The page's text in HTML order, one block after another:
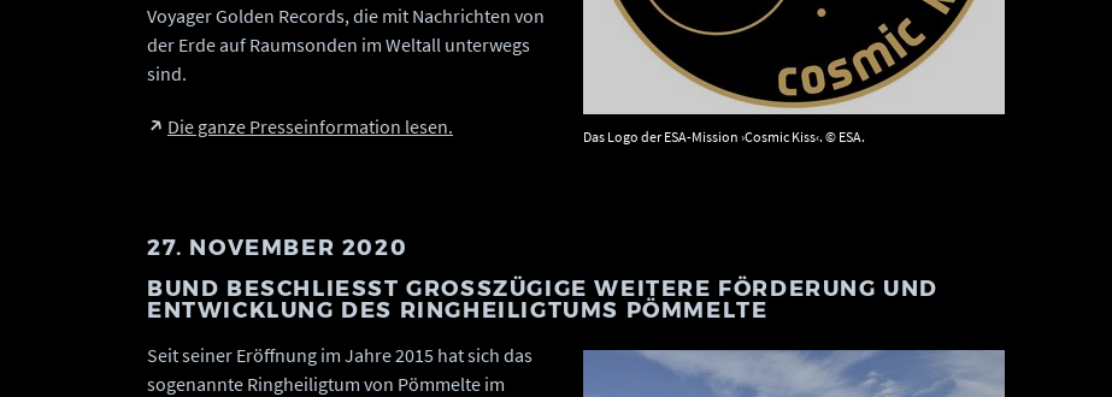
Das Logo der ESA-Mission ›Cosmic Kiss‹. © ESA.
Voyager Golden Records, die mit Nachrichten von
der Erde auf Raumsonden im Weltall unterwegs
sind.
Die ganze Presseinformation lesen.
27. NOVEMBER 2020
BUND BESCHLIESST GROSSZÜGIGE WEITERE FÖRDERUNG UND EN
TWICKLUNG DES RINGHEILIGTUMS PÖMMELTE
Seit seiner Eröffnung im Jahre 2015 hat sich das
sogenannte Ringheiligtum von Pömmelte im